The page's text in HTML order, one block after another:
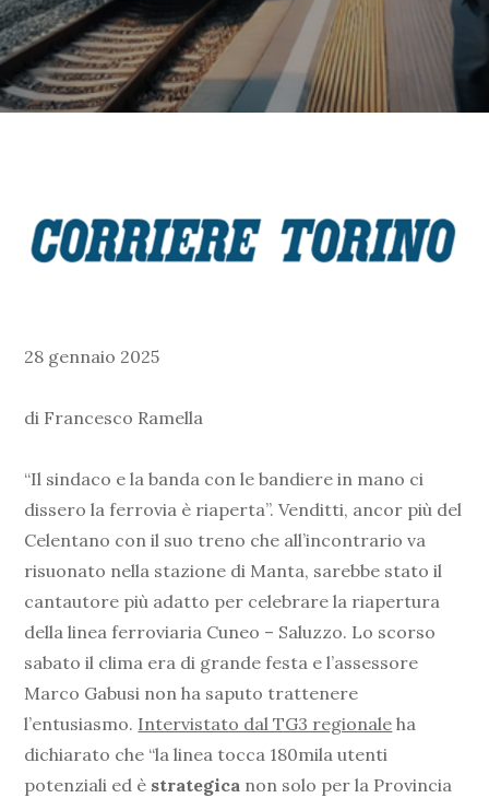
28 gennaio 2025
di Francesco Ramella
“Il sindaco e la banda con le bandiere in mano ci
dissero la ferrovia è riaperta”. Venditti, ancor più del
Celentano con il suo treno che all’incontrario va
risuonato nella stazione di Manta, sarebbe stato il
cantautore più adatto per celebrare la riapertura
della linea ferroviaria Cuneo – Saluzzo. Lo scorso
sabato il clima era di grande festa e l’assessore
Marco Gabusi non ha saputo trattenere
l’entusiasmo. Intervistato dal TG3 regionale ha
dichiarato che “la linea tocca 180mila utenti
potenziali ed è strategica non solo per la Provincia